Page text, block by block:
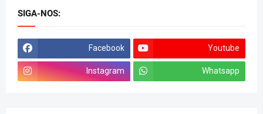
SIGA-NOS:
Facebook Youtube
Instagram Whatsapp